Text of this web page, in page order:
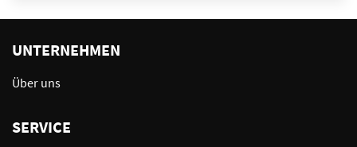
UNTERNEHMEN
Über uns
SERVICE